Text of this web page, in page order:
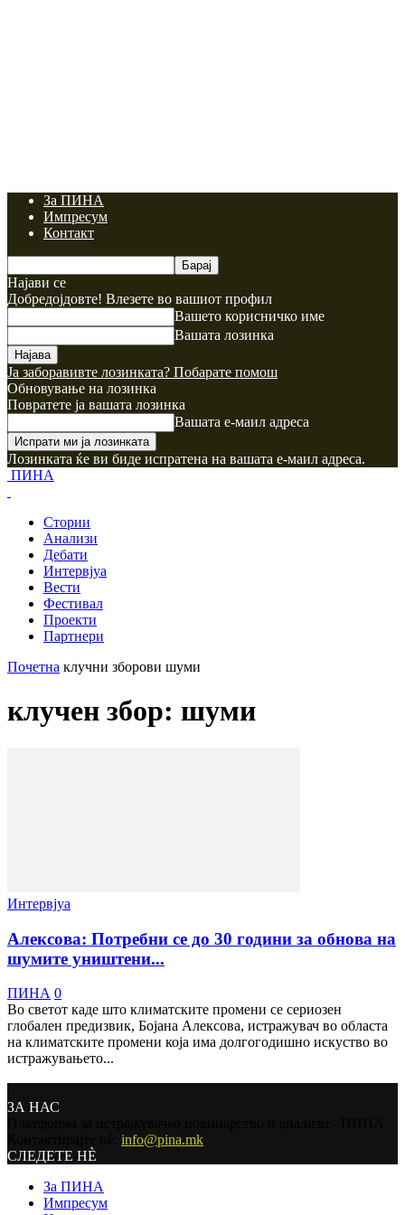
За ПИНА
Импресум
Контакт
Најави се
Добредојдовте! Влезете во вашиот профил
Вашето корисничко име
Вашата лозинка
Ја заборавивте лозинката? Побарате помош
Обновување на лозинка
Повратете ја вашата лозинка
Вашата е-маил адреса
Лозинката ќе ви биде испратена на вашата е-маил адреса.
ПИНА
Стории
Анализи
Дебати
Интервјуа
Вести
Фестивал
Проекти
Партнери
Почетна клучни зборови шуми
клучен збор: шуми
Интервјуа
Алексова: Потребни се до 30 години за обновa на
шумите уништени...
ПИНА 0
Во светот каде што климатските промени се сериозен
глобален предизвик, Бојана Алексова, истражувач во областа
на климатските промени која има долгогодишно искуство во
истражувањето...
ЗА НАС
info@pina.mk
СЛЕДЕТЕ НЀ
За ПИНА
Импресум